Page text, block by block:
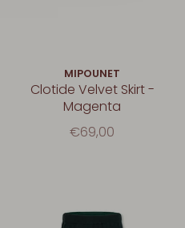
MIPOUNET
Clotide Velvet Skirt -
Magenta
€69,00